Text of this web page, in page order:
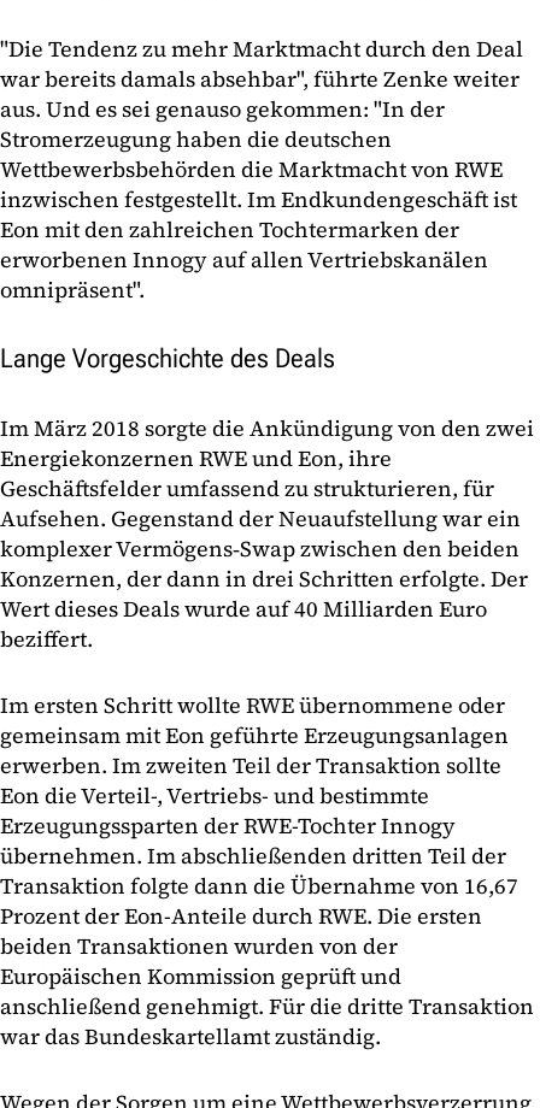
"Die Tendenz zu mehr Marktmacht durch den Deal
war bereits damals absehbar", führte Zenke weiter
aus. Und es sei genauso gekommen: "In der
Stromerzeugung haben die deutschen
Wettbewerbsbehörden die Marktmacht von RWE
inzwischen festgestellt. Im Endkundengeschäft ist
Eon mit den zahlreichen Tochtermarken der
erworbenen Innogy auf allen Vertriebskanälen
omnipräsent".
Lange Vorgeschichte des Deals
Im März 2018 sorgte die Ankündigung von den zwei
Energiekonzernen RWE und Eon, ihre
Geschäftsfelder umfassend zu strukturieren, für
Aufsehen. Gegenstand der Neuaufstellung war ein
komplexer Vermögens‑Swap zwischen den beiden
Konzernen, der dann in drei Schritten erfolgte. Der
Wert dieses Deals wurde auf 40 Milliarden Euro
beziffert.
Im ersten Schritt wollte RWE übernommene oder
gemeinsam mit Eon geführte Erzeugungsanlagen
erwerben. Im zweiten Teil der Transaktion sollte
Eon die Verteil-, Vertriebs- und bestimmte
Erzeugungssparten der RWE-Tochter Innogy
übernehmen. Im abschließenden dritten Teil der
Transaktion folgte dann die Übernahme von 16,67
Prozent der Eon-Anteile durch RWE. Die ersten
beiden Transaktionen wurden von der
Europäischen Kommission geprüft und
anschließend genehmigt. Für die dritte Transaktion
war das Bundeskartellamt zuständig.